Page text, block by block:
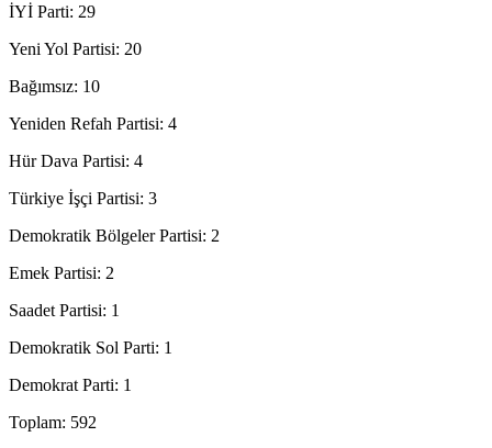
İYİ Parti: 29
Yeni Yol Partisi: 20
Bağımsız: 10
Yeniden Refah Partisi: 4
Hür Dava Partisi: 4
Türkiye İşçi Partisi: 3
Demokratik Bölgeler Partisi: 2
Emek Partisi: 2
Saadet Partisi: 1
Demokratik Sol Parti: 1
Demokrat Parti: 1
Toplam: 592